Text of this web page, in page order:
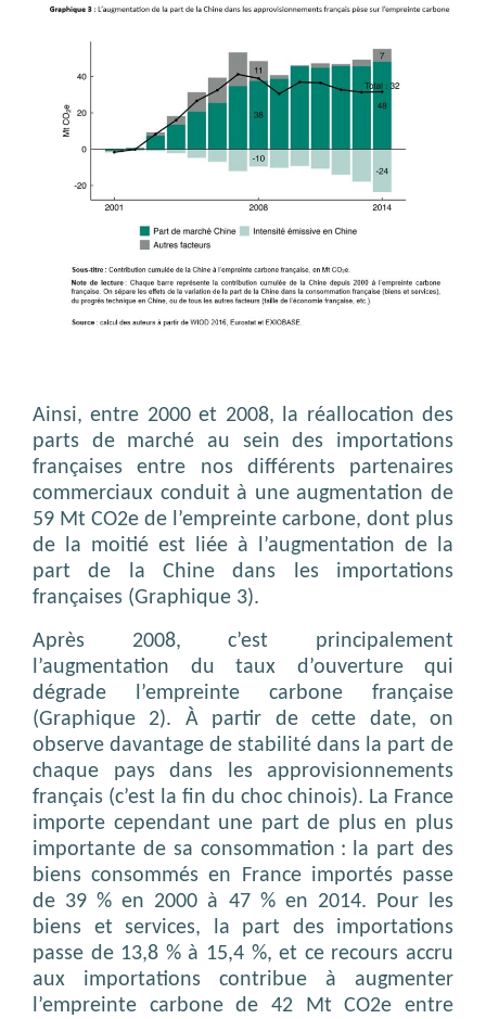
Ainsi, entre 2000 et 2008, la réallocation des
parts de marché au sein des importations
françaises entre nos différents partenaires
commerciaux conduit à une augmentation de
59 Mt CO2e de l’empreinte carbone, dont plus
de la moitié est liée à l’augmentation de la
part de la Chine dans les importations
françaises (Graphique 3).
Après 2008, c’est principalement
l’augmentation du taux d’ouverture qui
dégrade l’empreinte carbone française
(Graphique 2). À partir de cette date, on
observe davantage de stabilité dans la part de
chaque pays dans les approvisionnements
français (c’est la fin du choc chinois). La France
importe cependant une part de plus en plus
importante de sa consommation : la part des
biens consommés en France importés passe
de 39 % en 2000 à 47 % en 2014. Pour les
biens et services, la part des importations
passe de 13,8 % à 15,4 %, et ce recours accru
aux importations contribue à augmenter
l’empreinte carbone de 42 Mt CO2e entre